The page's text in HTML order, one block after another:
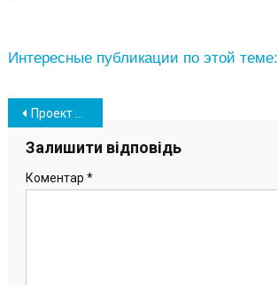
Интересные публикации по этой теме:
Навігація
записів
Проект строящегося в Южном апарт-отеля стал призером архитектурного конкурса Archivision
Залишити відповідь
Коментар *